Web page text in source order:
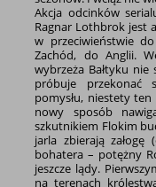
Akcja odcinków
Ragnar Lothbrok jest
w przeciwieństwie
Zachód, do Anglii.
wybrzeża Bałtyku nie
próbuje przekonać
pomysłu, niestety
nowy sposób
szkutnikiem Flokim
jarla zbierają załogę
bohatera – potężny
jeszcze lądy.
na terenach